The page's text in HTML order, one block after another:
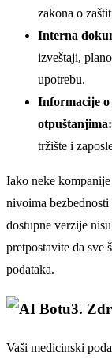
zakona o
Interna
izveštaji,
upotrebu.
Informacije o
otpuštanjima:
tržište i
Iako neke
nivoima
dostupne verzije
pretpostavite da sve
podataka.
3.
Vaši medicinski